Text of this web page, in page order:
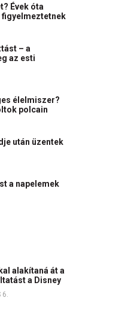
Évek óta
– a
az esti
élelmiszer?
polcain
után üzentek
a napelemek
alakítaná át a
a Disney
6.